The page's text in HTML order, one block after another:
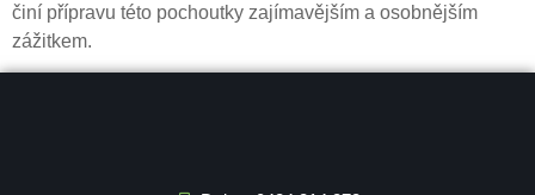
činí přípravu této pochoutky zajímavějším a osobnějším
zážitkem.